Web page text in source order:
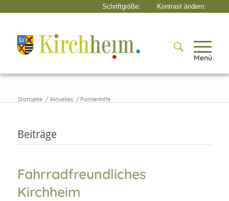
Menü
Startseite / Aktuelles / Pannenhilfe
Beiträge
Fahrradfreundliches
Kirchheim